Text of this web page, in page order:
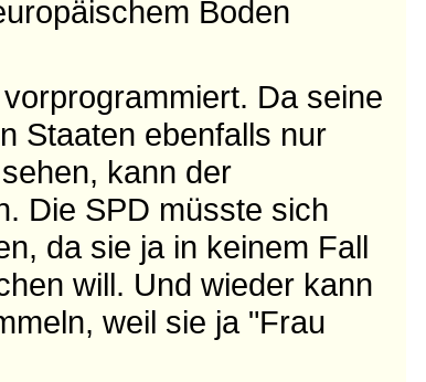
Boden
Da seine
Staaten ebenfalls nur
kann der
Die SPD müsste sich
da sie ja in keinem Fall
will. Und wieder kann
weil sie ja "Frau